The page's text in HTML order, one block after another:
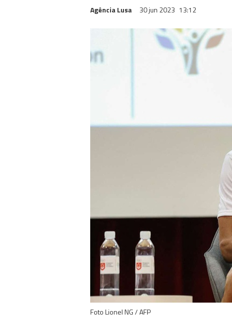
Agência Lusa 30 jun 2023 13:12
Foto Lionel NG / AFP